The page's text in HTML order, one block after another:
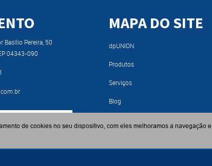
Basílio Pereira, 50
04343-090
CATÁLOGO
MAPA DO SITE
dpUNION
Produtos
Serviços
Blog
de cookies no seu dispositivo, com eles melhoramos a navegação e